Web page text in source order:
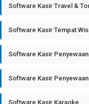
Software Kasir Travel &
Software Kasir Tempat
Software Kasir
Software Kasir
Software Kasir Karaoke